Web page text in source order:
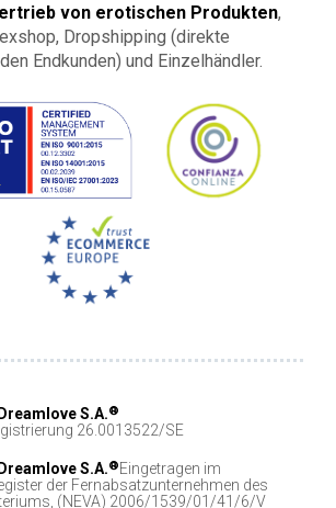
von erotischen Produkten,
Dropshipping (direkte
Endkunden) und Einzelhändler.
S.A.®
26.0013522/SE
S.A.®Eingetragen im
der Fernabsatzunternehmen des
(NEVA) 2006/1539/01/41/6/V